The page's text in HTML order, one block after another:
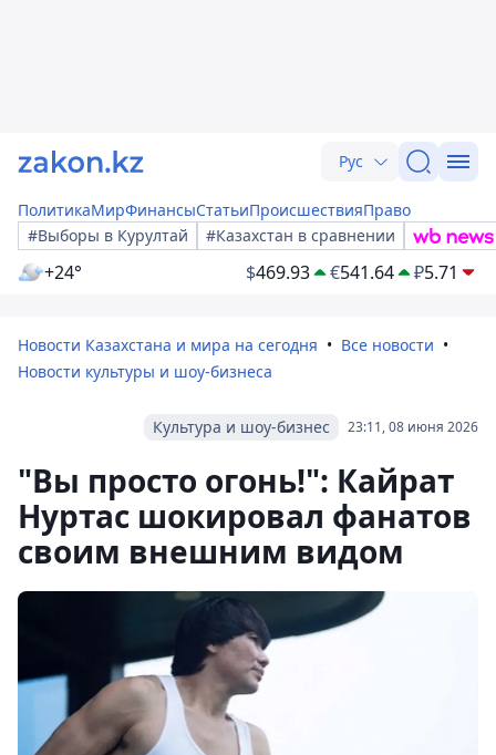
Рус
ПолитикаМирФинансыСтатьиПроисшествияПраво
#Выборы в Курултай
#Казахстан в сравнении
+24° $469.93 €541.64 ₽5.71
Новости Казахстана и мира на сегодня
Все новости
Новости культуры и шоу-бизнеса
23:11, 08 июня 2026
Культура и шоу-бизнес
"Вы просто огонь!": Кайрат
Нуртас шокировал фанатов
своим внешним видом